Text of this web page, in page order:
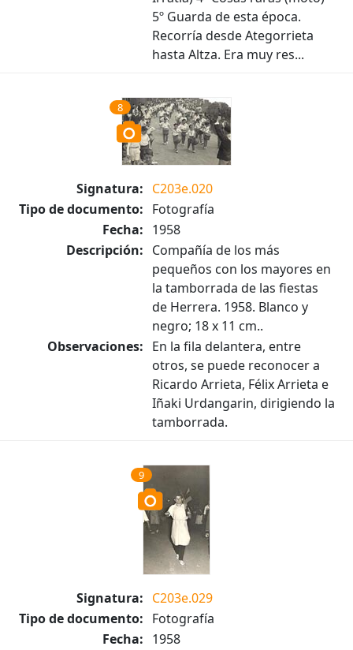
5º Guarda de esta época.
Recorría desde Ategorrieta
hasta Altza. Era muy res...
8
Signatura: C203e.020
Tipo de documento: Fotografía
Fecha: 1958
Descripción: Compañía de los más
pequeños con los mayores en
la tamborrada de las fiestas
de Herrera. 1958. Blanco y
negro; 18 x 11 cm..
Observaciones: En la fila delantera, entre
otros, se puede reconocer a
Ricardo Arrieta, Félix Arrieta e
Iñaki Urdangarin, dirigiendo la
tamborrada.
9
Signatura: C203e.029
Tipo de documento: Fotografía
Fecha: 1958